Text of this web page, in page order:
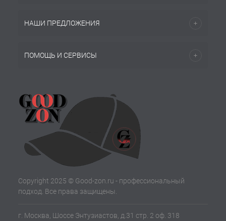
НАШИ ПРЕДЛОЖЕНИЯ
ПОМОЩЬ И СЕРВИСЫ
Copyright 2025 © Good-zon.ru - профессиональный
подход. Все права защищены.
г. Москва, Шоссе Энтузиастов, д.31 стр. 2 оф. 318